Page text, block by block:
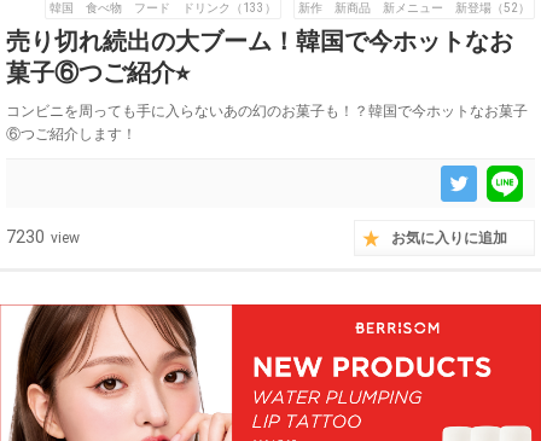
韓国 食べ物 フード ドリンク（133）
新作 新商品 新メニュー 新登場（52）
売り切れ続出の大ブーム！韓国で今ホットなお
菓子⑥つご紹介⭐︎
コンビニを周っても手に入らないあの幻のお菓子も！？韓国で今ホットなお菓子
⑥つご紹介します！
7230 view お気に入りに追加